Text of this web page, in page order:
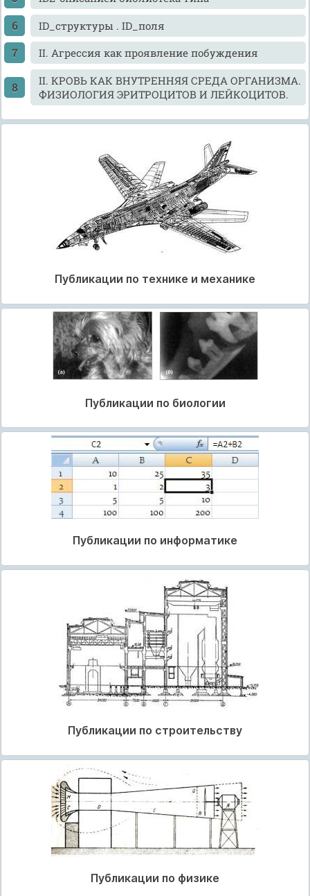
ID_структуры . ID_поля
II. Агрессия как проявление побуждения
II. КРОВЬ КАК ВНУТРЕННЯЯ СРЕДА ОРГАНИЗМА.
ФИЗИОЛОГИЯ ЭРИТРОЦИТОВ И ЛЕЙКОЦИТОВ.
Публикации по технике и механике
Публикации по биологии
Публикации по информатике
Публикации по строительству
Публикации по физике